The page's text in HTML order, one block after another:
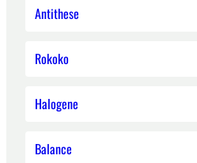
Antithese
Rokoko
Halogene
Balance